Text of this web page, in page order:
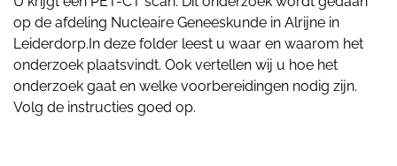
op de afdeling Nucleaire Geneeskunde in Alrijne in
Leiderdorp.In deze folder leest u waar en waarom het
onderzoek plaatsvindt. Ook vertellen wij u hoe het
onderzoek gaat en welke voorbereidingen nodig zijn.
Volg de instructies goed op.